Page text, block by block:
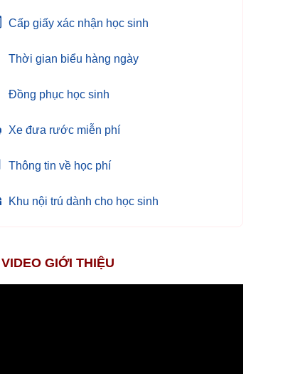
Cấp giấy xác nhận học sinh
Thời gian biểu hàng ngày
Đồng phục học sinh
Xe đưa rước miễn phí
Thông tin về học phí
Khu nội trú dành cho học sinh
VIDEO GIỚI THIỆU